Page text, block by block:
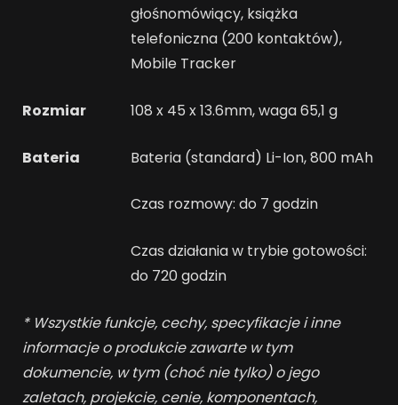
głośnomówiący, książka
telefoniczna (200 kontaktów),
Mobile Tracker
Rozmiar 108 x 45 x 13.6mm, waga 65,1 g
Bateria Bateria (standard) Li-Ion, 800 mAh
Czas rozmowy: do 7 godzin
Czas działania w trybie gotowości:
do 720 godzin
* Wszystkie funkcje, cechy, specyfikacje i inne
informacje o produkcie zawarte w tym
dokumencie, w tym (choć nie tylko) o jego
zaletach, projekcie, cenie, komponentach,